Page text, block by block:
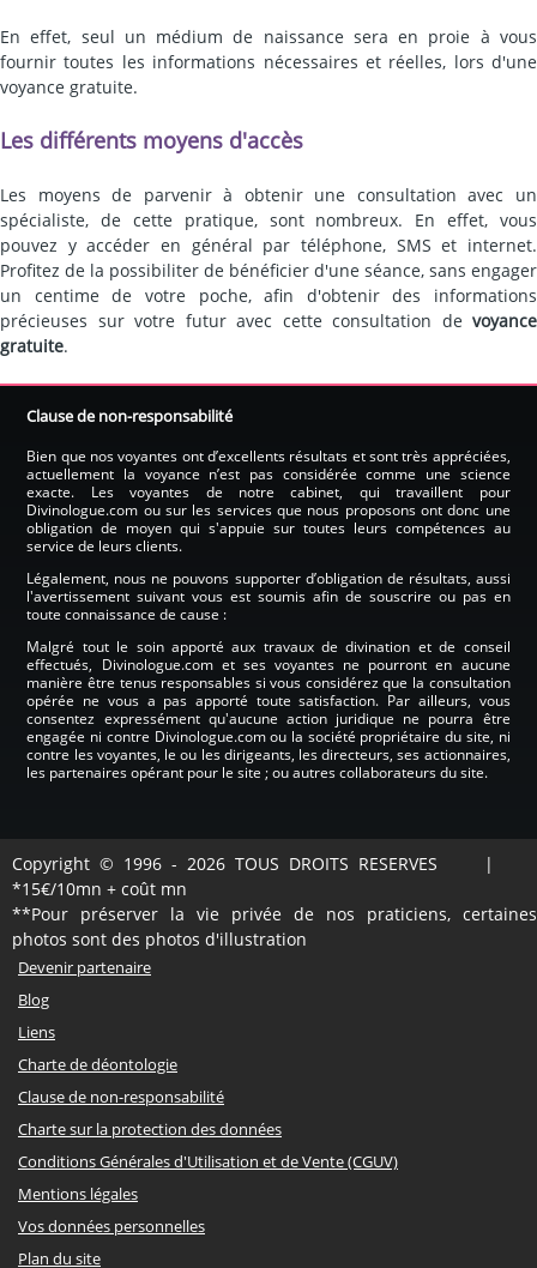
En effet, seul un médium de naissance sera en proie à vous
fournir toutes les informations nécessaires et réelles, lors d'une
voyance gratuite.
Les différents moyens d'accès
Les moyens de parvenir à obtenir une consultation avec un
spécialiste, de cette pratique, sont nombreux. En effet, vous
pouvez y accéder en général par téléphone, SMS et internet.
Profitez de la possibiliter de bénéficier d'une séance, sans engager
un centime de votre poche, afin d'obtenir des informations
précieuses sur votre futur avec cette consultation de voyance
gratuite.
Clause de non-responsabilité
Bien que nos voyantes ont d’excellents résultats et sont très appréciées,
actuellement la voyance n’est pas considérée comme une science
exacte. Les voyantes de notre cabinet, qui travaillent pour
Divinologue.com ou sur les services que nous proposons ont donc une
obligation de moyen qui s'appuie sur toutes leurs compétences au
service de leurs clients.
Légalement, nous ne pouvons supporter d’obligation de résultats, aussi
l'avertissement suivant vous est soumis afin de souscrire ou pas en
toute connaissance de cause :
Malgré tout le soin apporté aux travaux de divination et de conseil
effectués, Divinologue.com et ses voyantes ne pourront en aucune
manière être tenus responsables si vous considérez que la consultation
opérée ne vous a pas apporté toute satisfaction. Par ailleurs, vous
consentez expressément qu'aucune action juridique ne pourra être
engagée ni contre Divinologue.com ou la société propriétaire du site, ni
contre les voyantes, le ou les dirigeants, les directeurs, ses actionnaires,
les partenaires opérant pour le site ; ou autres collaborateurs du site.
Copyright © 1996 - 2026 TOUS DROITS RESERVES |
*15€/10mn + coût mn
**Pour préserver la vie privée de nos praticiens, certaines
photos sont des photos d'illustration
Devenir partenaire
Blog
Liens
Charte de déontologie
Clause de non-responsabilité
Charte sur la protection des données
Conditions Générales d'Utilisation et de Vente (CGUV)
Mentions légales
Vos données personnelles
Plan du site